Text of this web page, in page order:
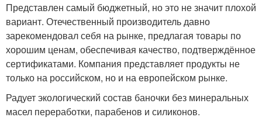
Представлен самый бюджетный, но это не значит плохой
вариант. Отечественный производитель давно
зарекомендовал себя на рынке, предлагая товары по
хорошим ценам, обеспечивая качество, подтверждённое
сертификатами. Компания представляет продукты не
только на российском, но и на европейском рынке.
Радует экологический состав баночки без минеральных
масел переработки, парабенов и силиконов.